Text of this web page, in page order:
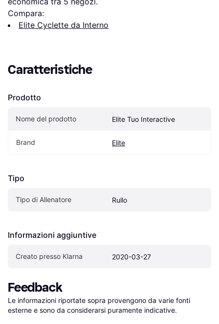
Compara:
Elite Cyclette da Interno
Caratteristiche
Prodotto
Nome del prodotto Elite Tuo Interactive
Brand Elite
Tipo
Tipo di Allenatore Rullo
Informazioni aggiuntive
Creato presso Klarna 2020-03-27
Feedback
Le informazioni riportate sopra provengono da varie fonti
esterne e sono da considerarsi puramente indicative.